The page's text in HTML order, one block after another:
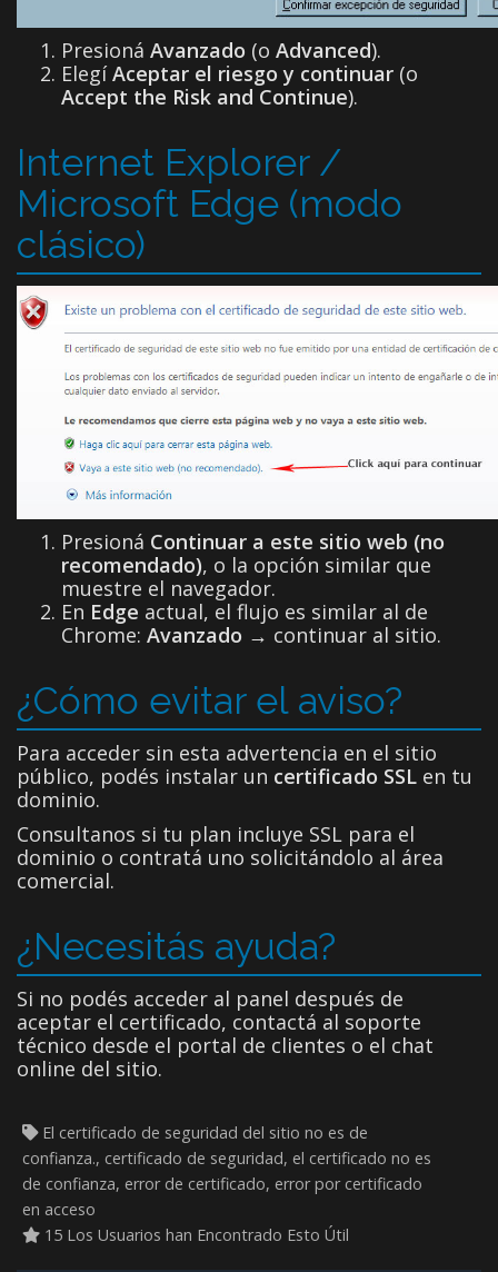
Presioná Avanzado (o Advanced).
ElegíAceptar el riesgo y continuar (o
Accept the Risk and Continue).
Internet Explorer /
Microsoft Edge (modo
clásico)
Presioná Continuar a este sitio web (no
recomendado), o la opción similar que
muestre el navegador.
En Edge actual, el flujo es similar al de
Chrome: Avanzado → continuar al sitio.
¿Cómo evitar el aviso?
Para acceder sin esta advertencia en el sitio
público, podés instalar un certificado SSL en tu
dominio.
Consultanos si tu plan incluye SSL para el
dominio o contratá uno solicitándolo al área
comercial.
¿Necesitás ayuda?
Si no podés acceder al panel después de
aceptar el certificado, contactá al soporte
técnico desde el portal de clientes o el chat
online del sitio.
El certificado de seguridad del sitio no es de
confianza., certificado de seguridad, el certificado no es
de confianza, error de certificado, error por certificado
en acceso
15 Los Usuarios han Encontrado Esto Útil